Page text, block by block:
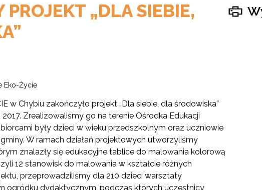
„DLA SIEBIE,
Eko-Życie
w Chybiu zakończyło projekt „Dla siebie, dla środowiska”
Zrealizowaliśmy go na terenie Ośrodka Edukacji
były dzieci w wieku przedszkolnym oraz uczniowie
W ramach działań projektowych utworzyliśmy
znalazły się edukacyjne tablice do malowania kolorową
12 stanowisk do malowania w kształcie różnych
przeprowadziliśmy dla 210 dzieci warsztaty
ogródku dydaktycznym, podczas których uczestnicy